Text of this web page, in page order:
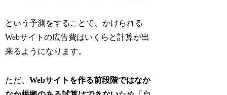
という予測をすることで、かけられる
Webサイトの広告費はいくらと計算が出
来るようになります。
ただ、Webサイトを作る前段階ではなか